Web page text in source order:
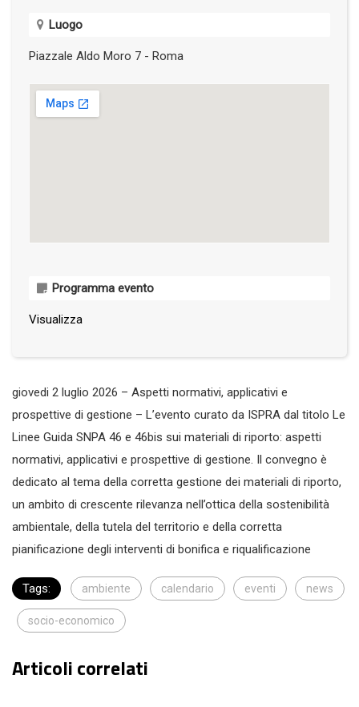
Luogo
Piazzale Aldo Moro 7 - Roma
Programma evento
Visualizza
giovedi 2 luglio 2026 – Aspetti normativi, applicativi e
prospettive di gestione – L’evento curato da ISPRA dal titolo Le
Linee Guida SNPA 46 e 46bis sui materiali di riporto: aspetti
normativi, applicativi e prospettive di gestione. Il convegno è
dedicato al tema della corretta gestione dei materiali di riporto,
un ambito di crescente rilevanza nell’ottica della sostenibilità
ambientale, della tutela del territorio e della corretta
pianificazione degli interventi di bonifica e riqualificazione
Tags: ambiente calendario eventi news
socio-economico
Articoli correlati